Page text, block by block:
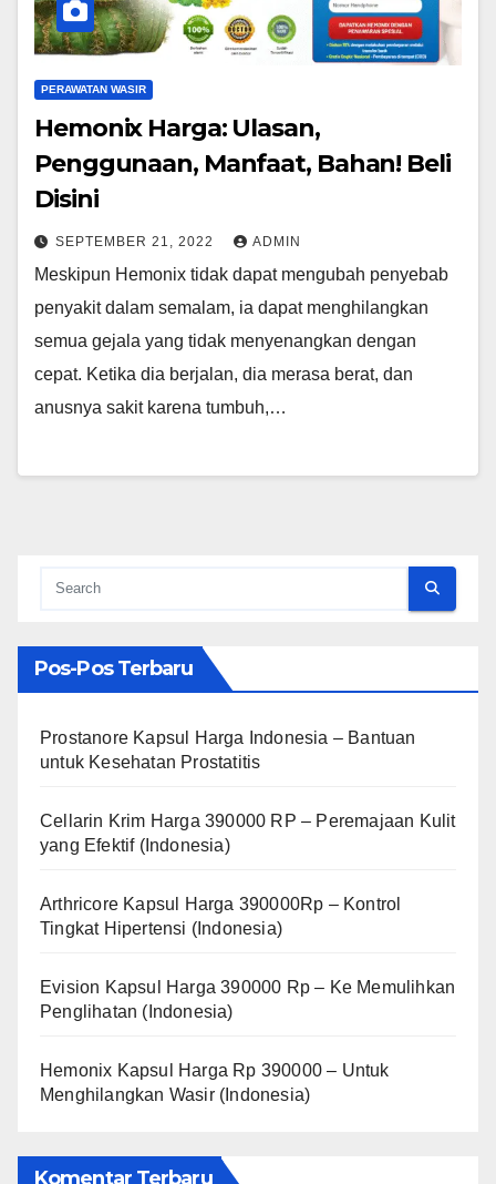
PERAWATAN WASIR
Hemonix Harga: Ulasan,
Penggunaan, Manfaat, Bahan! Beli
Disini
SEPTEMBER 21, 2022 ADMIN
Meskipun Hemonix tidak dapat mengubah penyebab
penyakit dalam semalam, ia dapat menghilangkan
semua gejala yang tidak menyenangkan dengan
cepat. Ketika dia berjalan, dia merasa berat, dan
anusnya sakit karena tumbuh,…
Pos-Pos Terbaru
Prostanore Kapsul Harga Indonesia – Bantuan
untuk Kesehatan Prostatitis
Cellarin Krim Harga 390000 RP – Peremajaan Kulit
yang Efektif (Indonesia)
Arthricore Kapsul Harga 390000Rp – Kontrol
Tingkat Hipertensi (Indonesia)
Evision Kapsul Harga 390000 Rp – Ke Memulihkan
Penglihatan (Indonesia)
Hemonix Kapsul Harga Rp 390000 – Untuk
Menghilangkan Wasir (Indonesia)
Komentar Terbaru